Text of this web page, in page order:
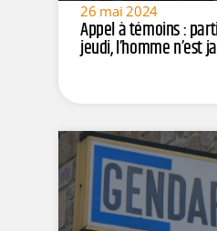
26 mai 2024
Appel à témoins :
jeudi, l’homme n’est